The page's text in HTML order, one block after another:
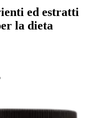
ed estratti
la dieta